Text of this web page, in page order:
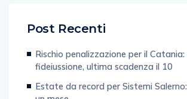
Post Recenti
Rischio penalizzazione per il Catania:
fideiussione, ultima scadenza il 10
Estate da record per Sistemi